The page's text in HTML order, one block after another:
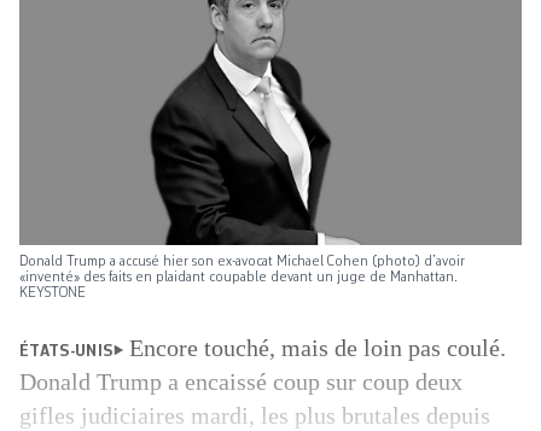
Donald Trump a accusé hier son ex-avocat Michael Cohen (photo) d’avoir
«inventé» des faits en plaidant coupable devant un juge de Manhattan.
KEYSTONE
ÉTATS-UNIS
Encore touché, mais de loin pas coulé.
Donald Trump a encaissé coup sur coup deux
gifles judiciaires mardi, les plus brutales depuis